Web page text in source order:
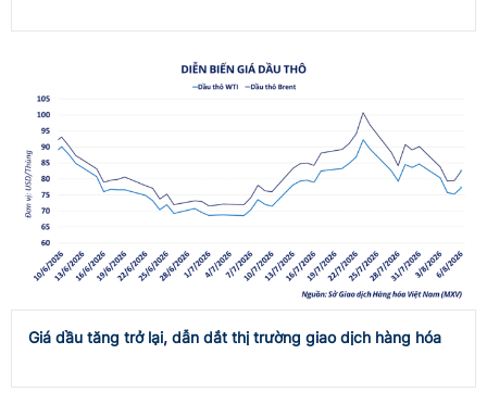
Giá dầu tăng trở lại, dẫn dắt thị trường giao dịch hàng hóa